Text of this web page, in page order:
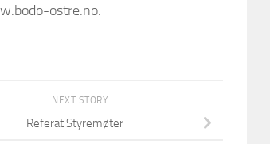
ostre.no.
NEXT STORY
Referat Styremøter